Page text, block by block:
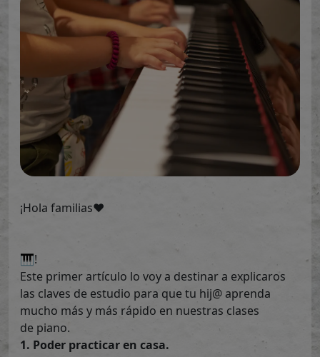
¡Hola familias❤️
🎹!
Este primer artículo lo voy a destinar a explicaros
las claves de estudio para que tu hij@ aprenda
mucho más y más rápido en nuestras clases
de piano.
1. Poder practicar en casa.